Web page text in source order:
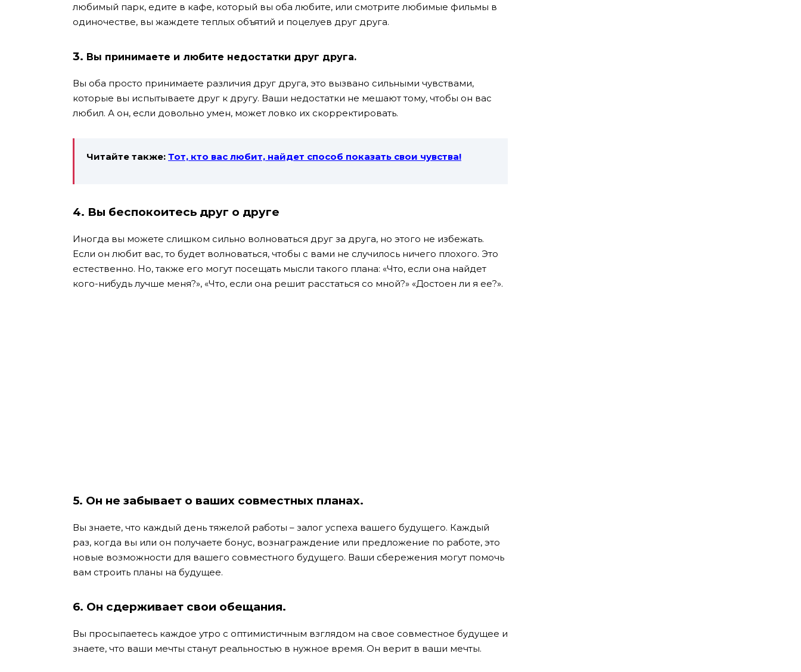
любимый парк, едите в кафе, который вы оба любите, или смотрите любимые фильмы в
одиночестве, вы жаждете теплых объятий и поцелуев друг друга.
3. Вы принимаете и любите недостатки друг друга.
Вы оба просто принимаете различия друг друга, это вызвано сильными чувствами,
которые вы испытываете друг к другу. Ваши недостатки не мешают тому, чтобы он вас
любил. А он, если довольно умен, может ловко их скорректировать.
Читайте также: Тот, кто вас любит, найдет способ показать свои чувства!
4. Вы беспокоитесь друг о друге
Иногда вы можете слишком сильно волноваться друг за друга, но этого не избежать.
Если он любит вас, то будет волноваться, чтобы с вами не случилось ничего плохого. Это
естественно. Но, также его могут посещать мысли такого плана: «Что, если она найдет
кого-нибудь лучше меня?», «Что, если она решит расстаться со мной?» «Достоен ли я ее?».
5. Он не забывает о ваших совместных планах.
Вы знаете, что каждый день тяжелой работы – залог успеха вашего будущего. Каждый
раз, когда вы или он получаете бонус, вознаграждение или предложение по работе, это
новые возможности для вашего совместного будущего. Ваши сбережения могут помочь
вам строить планы на будущее.
6. Он сдерживает свои обещания.
Вы просыпаетесь каждое утро с оптимистичным взглядом на свое совместное будущее и
знаете, что ваши мечты станут реальностью в нужное время. Он верит в ваши мечты.